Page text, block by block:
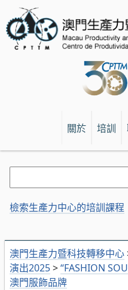
關於 培訓
澳門生產力暨科技轉移中心
演出2025>“FASHION
澳門服飾品牌
檢索生產力中心的培訓課程